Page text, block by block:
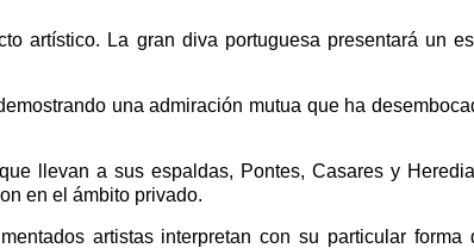
artístico. La gran diva portuguesa presentará un
una admiración mutua que ha
llevan a sus espaldas, Pontes, Casares y
en el ámbito privado.
artistas interpretan con su particular